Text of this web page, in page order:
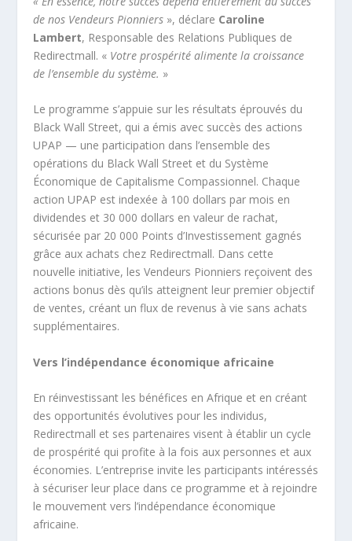
de nos Vendeurs Pionniers », déclare Caroline
Lambert, Responsable des Relations Publiques de
Redirectmall. « Votre prospérité alimente la croissance
de l’ensemble du système. »
Le programme s’appuie sur les résultats éprouvés du
Black Wall Street, qui a émis avec succès des actions
UPAP — une participation dans l’ensemble des
opérations du Black Wall Street et du Système
Économique de Capitalisme Compassionnel. Chaque
action UPAP est indexée à 100 dollars par mois en
dividendes et 30 000 dollars en valeur de rachat,
sécurisée par 20 000 Points d’Investissement gagnés
grâce aux achats chez Redirectmall. Dans cette
nouvelle initiative, les Vendeurs Pionniers reçoivent des
actions bonus dès qu’ils atteignent leur premier objectif
de ventes, créant un flux de revenus à vie sans achats
supplémentaires.
Vers l’indépendance économique africaine
En réinvestissant les bénéfices en Afrique et en créant
des opportunités évolutives pour les individus,
Redirectmall et ses partenaires visent à établir un cycle
de prospérité qui profite à la fois aux personnes et aux
économies. L’entreprise invite les participants intéressés
à sécuriser leur place dans ce programme et à rejoindre
le mouvement vers l’indépendance économique
africaine.